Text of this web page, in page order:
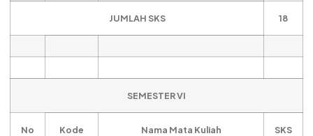
JUMLAH SKS 18
SEMESTER VI
No
Kode
Nama Mata Kuliah SKS